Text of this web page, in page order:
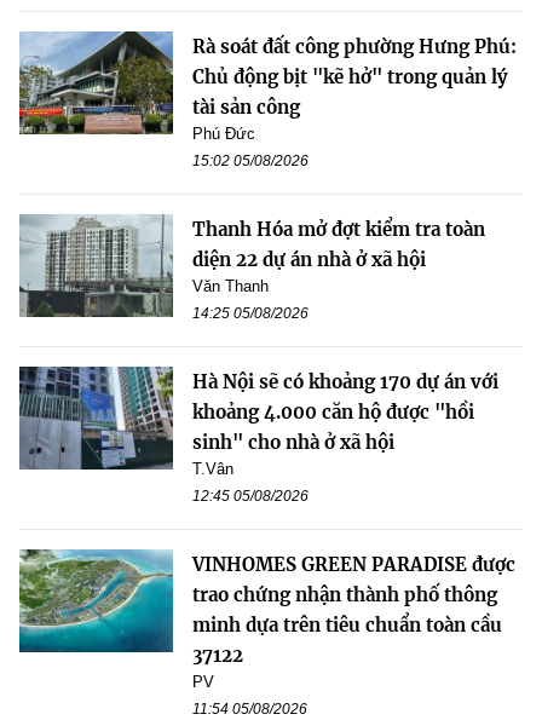
Rà soát đất công phường Hưng Phú:
Chủ động bịt "kẽ hở" trong quản lý
tài sản công
Phú Đức
15:02 05/08/2026
Thanh Hóa mở đợt kiểm tra toàn
diện 22 dự án nhà ở xã hội
Văn Thanh
14:25 05/08/2026
Hà Nội sẽ có khoảng 170 dự án với
khoảng 4.000 căn hộ được "hồi
sinh" cho nhà ở xã hội
T.Vân
12:45 05/08/2026
VINHOMES GREEN PARADISE được
trao chứng nhận thành phố thông
minh dựa trên tiêu chuẩn toàn cầu
37122
PV
11:54 05/08/2026